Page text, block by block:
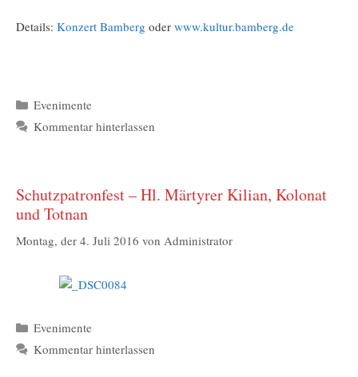
Details: Konzert Bamberg oder www.kultur.bamberg.de
Kategorien
Evenimente
Kommentar hinterlassen
Schutzpatronfest – Hl. Märtyrer Kilian, Kolonat
und Totnan
Montag, der 4. Juli 2016 von Administrator
Kategorien
Evenimente
Kommentar hinterlassen